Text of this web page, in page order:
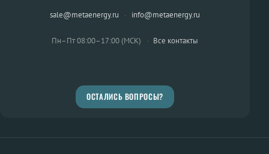
sale@metaenergy.ru · info@metaenergy.ru
Пн–Пт 08:00–17:00 (МСК) · Все контакты
ОСТАЛИСЬ ВОПРОСЫ?